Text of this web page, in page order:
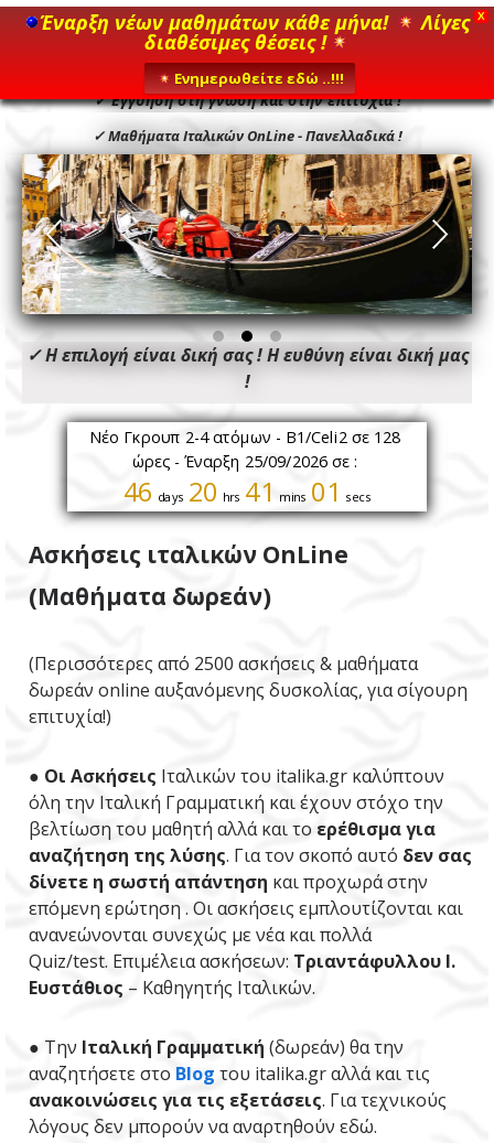
X
Έναρξη νέων μαθημάτων κάθε μήνα! Λίγες
διαθέσιμες θέσεις !
Ενημερωθείτε εδώ ..!!!
✓ Εγγύηση στη γνώση και στην επιτυχία !
✓ Μαθήματα Ιταλικών OnLine - Πανελλαδικά !
✓ Η επιλογή είναι δική σας ! Η ευθύνη είναι δική μας
!
Νέο Γκρουπ 2-4 ατόμων - Β1/Celi2 σε 128
ώρες - Έναρξη 25/09/2026 σε :
46 days 20 hrs 40 mins 59 secs
Ασκήσεις ιταλικών OnLine
(Μαθήματα δωρεάν)
(Περισσότερες από 2500 ασκήσεις & μαθήματα
δωρεάν online αυξανόμενης δυσκολίας, για σίγουρη
επιτυχία!)
● Οι Ασκήσεις Ιταλικών του italika.gr καλύπτουν
όλη την Ιταλική Γραμματική και έχουν στόχο την
βελτίωση του μαθητή αλλά και το ερέθισμα για
αναζήτηση της λύσης. Για τον σκοπό αυτό δεν σας
δίνετε η σωστή απάντηση και προχωρά στην
επόμενη ερώτηση . Οι ασκήσεις εμπλουτίζονται και
ανανεώνονται συνεχώς με νέα και πολλά
Quiz/test. Επιμέλεια ασκήσεων: Τριαντάφυλλου Ι.
Ευστάθιος – Καθηγητής Ιταλικών.
● Την Ιταλική Γραμματική (δωρεάν) θα την
αναζητήσετε στο Blog του italika.gr αλλά και τις
ανακοινώσεις για τις εξετάσεις. Για τεχνικούς
λόγους δεν μπορούν να αναρτηθούν εδώ.